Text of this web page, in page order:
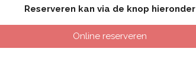
Reserveren kan via de knop hieronder
Online reserveren